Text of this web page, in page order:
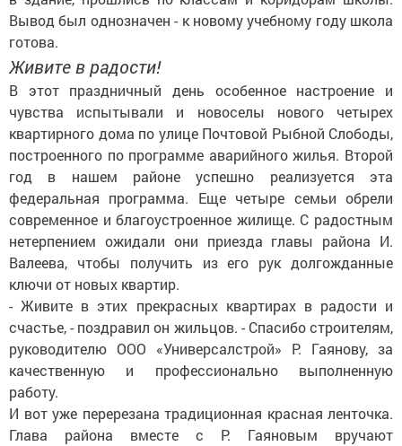
Вывод был однозначен - к новому учебному году школа
готова.
Живите в радости!
В этот праздничный день особенное настроение и
чувства испытывали и новоселы нового четырех
квартирного дома по улице Почтовой Рыбной Слободы,
построенного по программе аварийного жилья. Второй
год в нашем районе успешно реализуется эта
федеральная программа. Еще четыре семьи обрели
современное и благоустроенное жилище. С радостным
нетерпением ожидали они приезда главы района И.
Валеева, чтобы получить из его рук долгожданные
ключи от новых квартир.
- Живите в этих прекрасных квартирах в радости и
счастье, - поздравил он жильцов. - Спасибо строителям,
руководителю ООО «Универсалстрой» Р. Гаянову, за
качественную и профессионально выполненную
работу.
И вот уже перерезана традиционная красная ленточка.
Глава района вместе с Р. Гаяновым вручают